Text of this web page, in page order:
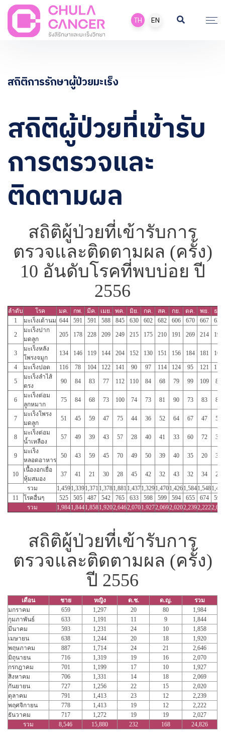
TH EN
สถิติการรักษาผู้ป่วยมะเร็ง
สถิติผู้ป่วยที่เข้ารับ
การตรวจและ
ติดตามผล
สถิติผู้ป่วยที่เข้ารับการ
ตรวจและติดตามผล (ครั้ง)
10 อันดับโรคที่พบบ่อย ปี
2556
ลำดับ โรค มค. กพ. มีค. เมย. พค. มิย. กค. สค. กย. ตค. พย.
ธค.
1
มะเร็งเต้านม 644 591 591 588 845 630 602 682 606 670 667
635
2
มะเร็งปาก
มดลูก
205 178 228 209 249 215 175 210 191 269 214 198
3
มะเร็งหลัง
โพรงจมูก
134 146 119 144 204 152 130 151 156 184 181
166
4
มะเร็งปอด 116 78 104 122 141 90 97 114 124 95 121
115
5
มะเร็งลำไส้
ตรง
90 84 83 77 112 110 84 68 79 99 109 89
6
มะเร็งต่อม
ลูกหมาก
75 84 68 73 100 74 73 81 90 73 83 80
7
มะเร็งโพรง
มดลูก
51 45 59 47 75 44 36 52 64 67 47 56
8
มะเร็งต่อม
น้ำเหลือง
57 49 39 43 57 28 40 41 33 60 72 36
9
มะเร็ง
หลอดอาหาร
50 43 59 45 70 49 50 39 40 35 20 35
10
เนื้องอกเยื่อ
หุ้มสมอง
37 41 21 30 28 45 42 32 43 32 34
27
รวม
1,4591,3391,371 1,3781,881 1,4371,3291,4701,4261,5841,5481,437
11
โรคอื่นๆ 525 505 487 542 765 633 598 599 594 655 674
590
รวม
1,9841,8441,8581,9202,6462,0701,9272,0692,0202,2392,2222,027
สถิติผู้ป่วยที่เข้ารับการ
ตรวจและติดตามผล (ครั้ง)
ปี 2556
เดือน ชาย หญิง ด.ช. ด.ญ.
รวม
มกราคม
659 1,297 20 80
1,984
กุมภาพันธ์
633 1,191 11 9
1,844
มีนาคม
593 1,231 24 10
1,858
เมษายน
638 1,244 20 18
1,920
พฤษภาคม
887 1,714 24 21
2,646
มิถุนายน
716 1,319 19 16
2,070
กรกฎาคม
701 1,199 17 10
1,927
สิงหาคม
706 1,331 14 18
2,069
กันยายน
727 1,256 22 15
2,020
ตุลาคม
791 1,413 23 12
2,239
พฤศจิกายน
778 1,413 19 12
2,222
ธันวาคม
717 1,272 19 19
2,027
รวม
8,546 15,880 232 168 24,826